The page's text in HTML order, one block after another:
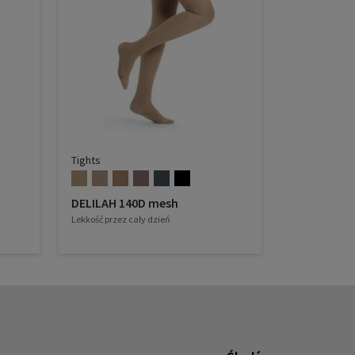
Tights
DELILAH 140D mesh
Lekkość przez cały dzień